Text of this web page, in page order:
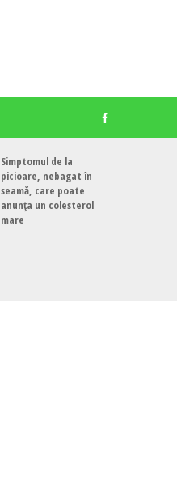
Simptomul de la
picioare, nebagat în
seamă, care poate
anunța un colesterol
mare